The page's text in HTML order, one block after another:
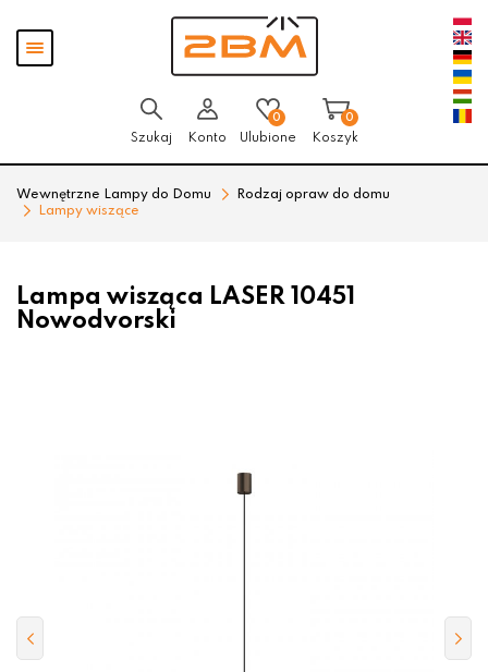
Pokaż
menu
Szukaj Konto
0
Ulubione
0
Koszyk
Wewnętrzne Lampy do Domu
Rodzaj opraw do domu
Lampy wiszące
Lampa wisząca LASER 10451
Nowodvorski